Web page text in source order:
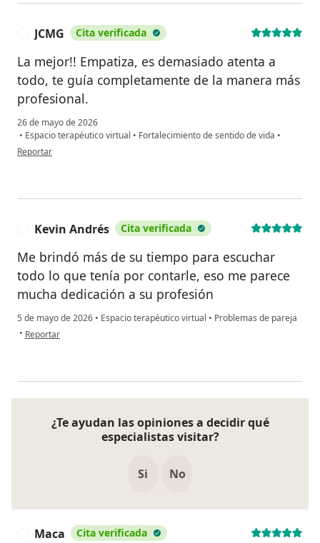
JCMG Cita verificada
La mejor!! Empatiza, es demasiado atenta a
todo, te guía completamente de la manera más
profesional.
26 de mayo de 2026
• Espacio terapéutico virtual • Fortalecimiento de sentido de vida •
en opinión del usuario JCMG
Reportar
Kevin Andrés Cita verificada
Me brindó más de su tiempo para escuchar
todo lo que tenía por contarle, eso me parece
mucha dedicación a su profesión
5 de mayo de 2026 • Espacio terapéutico virtual • Problemas de pareja
• en opinión del usuario Kevin Andrés
Reportar
¿Te ayudan las opiniones a decidir qué
especialistas visitar?
Si No
Maca Cita verificada